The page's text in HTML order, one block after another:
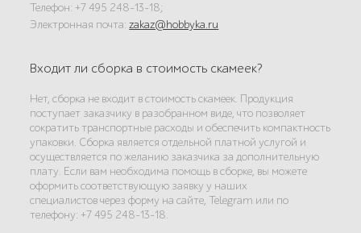
Телефон: +7 495 248-13-18;
Электронная почта:zakaz@hobbyka.ru
Входит ли сборка в стоимость скамеек?
Нет, сборка не входит в стоимость скамеек. Продукция
поступает заказчику в разобранном виде, что позволяет
сократить транспортные расходы и обеспечить компактность
упаковки. Сборка является отдельной платной услугой и
осуществляется по желанию заказчика за дополнительную
плату. Если вам необходима помощь в сборке, вы можете
оформить соответствующую заявку у наших
специалистов через форму на сайте, Telegram или по
телефону: +7 495 248-13-18.